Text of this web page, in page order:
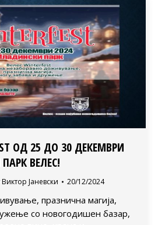
ОД 25 ДО 30 ДЕКЕМВРИ
ВЕЛЕС!
Виктор Јаневски 20/12/2024
празнична магија,
со новогодишен базар,